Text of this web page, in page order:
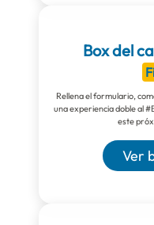
Box del
Rellena el formulario,
una experiencia doble al
este
Ver